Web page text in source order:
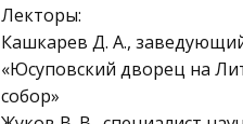
Лекторы:
Кашкарев Д. А.,
«Юсуповский дворец на
собор»